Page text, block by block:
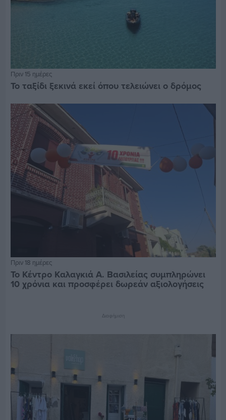
Πριν 15 ημέρες
Το ταξίδι ξεκινά εκεί όπου τελειώνει ο δρόμος
Πριν 18 ημέρες
Το Κέντρο Καλαγκιά Α. Βασιλείας συμπληρώνει
10 χρόνια και προσφέρει δωρεάν αξιολογήσεις
Διαφήμιση